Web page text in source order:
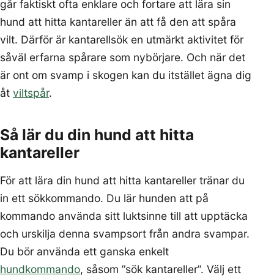
går faktiskt ofta enklare och fortare att lära sin
hund att hitta kantareller än att få den att spåra
vilt. Därför är kantarellsök en utmärkt aktivitet för
såväl erfarna spårare som nybörjare. Och när det
är ont om svamp i skogen kan du itstället ägna dig
åt viltspår.
Så lär du din hund att hitta
kantareller
För att lära din hund att hitta kantareller tränar du
in ett sökkommando. Du lär hunden att på
kommando använda sitt luktsinne till att upptäcka
och urskilja denna svampsort från andra svampar.
Du bör använda ett ganska enkelt
hundkommando, såsom ”sök kantareller”. Välj ett